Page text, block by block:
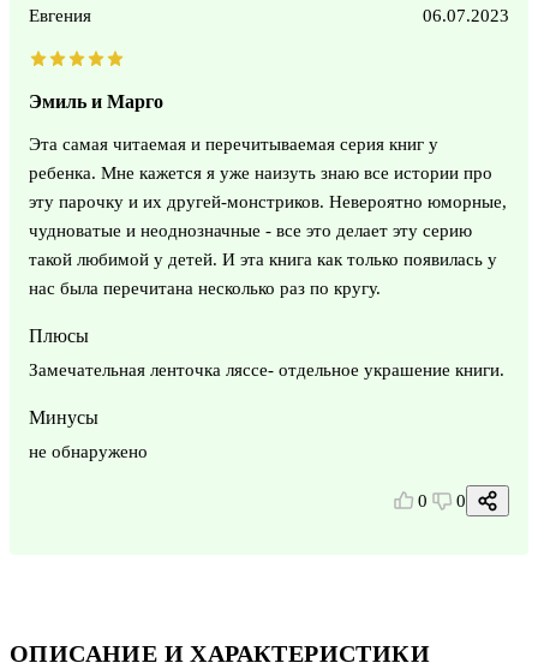
ОПИСАНИЕ И ХАРАКТЕРИСТИКИ
Евгения 06.07.2023
Эмиль и Марго
Эта самая читаемая и перечитываемая серия книг у
ребенка. Мне кажется я уже наизуть знаю все истории про
эту парочку и их другей-монстриков. Невероятно юморные,
чудноватые и неоднозначные - все это делает эту серию
такой любимой у детей. И эта книга как только появилась у
нас была перечитана несколько раз по кругу.
Плюсы
Замечательная ленточка ляссе- отдельное украшение книги.
Минусы
не обнаружено
0 0